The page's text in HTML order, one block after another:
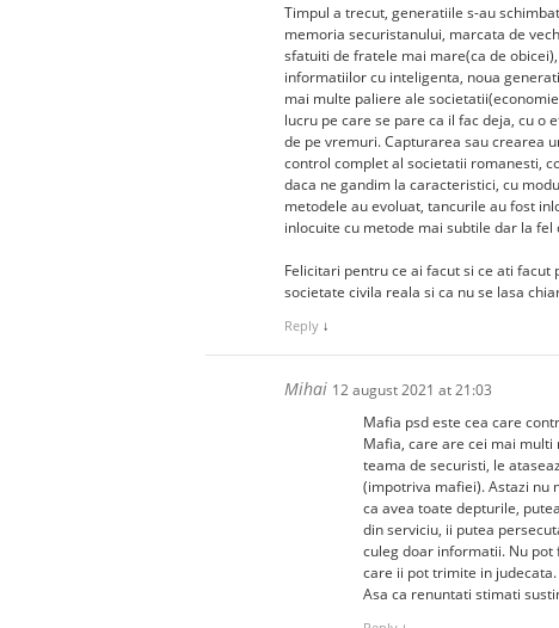
Timpul a trecut, generatiile s-au
memoria securistanului, marcata de
sfatuiti de fratele mai mare(ca de
informatiilor cu inteligenta, noua
mai multe paliere ale
lucru pe care se pare ca il fac deja, cu o
de pe vremuri. Capturarea sau crearea
control complet al societatii romanesti,
daca ne gandim la caracteristici, cu
metodele au evoluat, tancurile au fost
inlocuite cu metode mai subtile dar la fel
Felicitari pentru ce ai facut si ce ati
societate civila reala si ca nu se lasa
Reply ↓
Mihai 12 august 2021 at 21:03
Mafia psd este cea care
Mafia, care are cei mai
teama de securisti, le
(impotriva mafiei). Astazi nu
ca avea toate depturile,
din serviciu, ii putea
culeg doar informatii. Nu
care ii pot trimite in judecata.
Asa ca renuntati stimati